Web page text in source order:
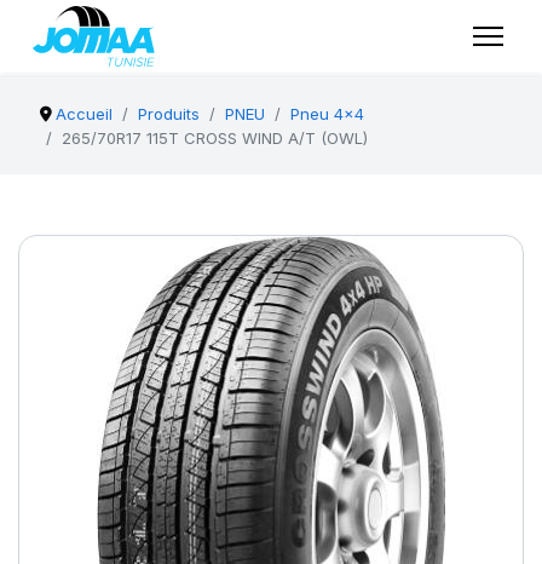
Accueil Produits PNEU
Pneu 4x4
265/70R17 115T CROSS WIND A/T (OWL)